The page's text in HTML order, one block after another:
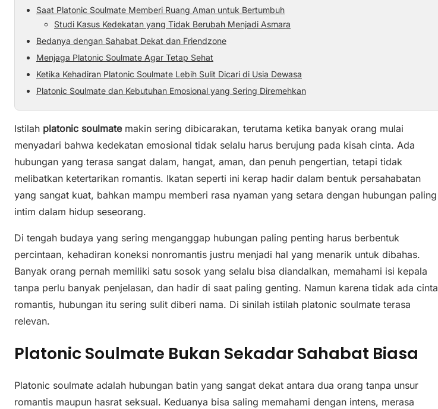
Saat Platonic Soulmate Memberi Ruang Aman untuk Bertumbuh
Studi Kasus Kedekatan yang Tidak Berubah Menjadi Asmara
Bedanya dengan Sahabat Dekat dan Friendzone
Menjaga Platonic Soulmate Agar Tetap Sehat
Ketika Kehadiran Platonic Soulmate Lebih Sulit Dicari di Usia Dewasa
Platonic Soulmate dan Kebutuhan Emosional yang Sering Diremehkan
Istilah platonic soulmatemakin sering dibicarakan, terutama ketika banyak orang mulai
menyadari bahwa kedekatan emosional tidak selalu harus berujung pada kisah cinta. Ada
hubungan yang terasa sangat dalam, hangat, aman, dan penuh pengertian, tetapi tidak
melibatkan ketertarikan romantis. Ikatan seperti ini kerap hadir dalam bentuk persahabatan
yang sangat kuat, bahkan mampu memberi rasa nyaman yang setara dengan hubungan paling
intim dalam hidup seseorang.
Di tengah budaya yang sering menganggap hubungan paling penting harus berbentuk
percintaan, kehadiran koneksi nonromantis justru menjadi hal yang menarik untuk dibahas.
Banyak orang pernah memiliki satu sosok yang selalu bisa diandalkan, memahami isi kepala
tanpa perlu banyak penjelasan, dan hadir di saat paling genting. Namun karena tidak ada cinta
romantis, hubungan itu sering sulit diberi nama. Di sinilah istilah platonic soulmate terasa
relevan.
Platonic Soulmate Bukan Sekadar Sahabat Biasa
Platonic soulmate adalah hubungan batin yang sangat dekat antara dua orang tanpa unsur
romantis maupun hasrat seksual. Keduanya bisa saling memahami dengan intens, merasa